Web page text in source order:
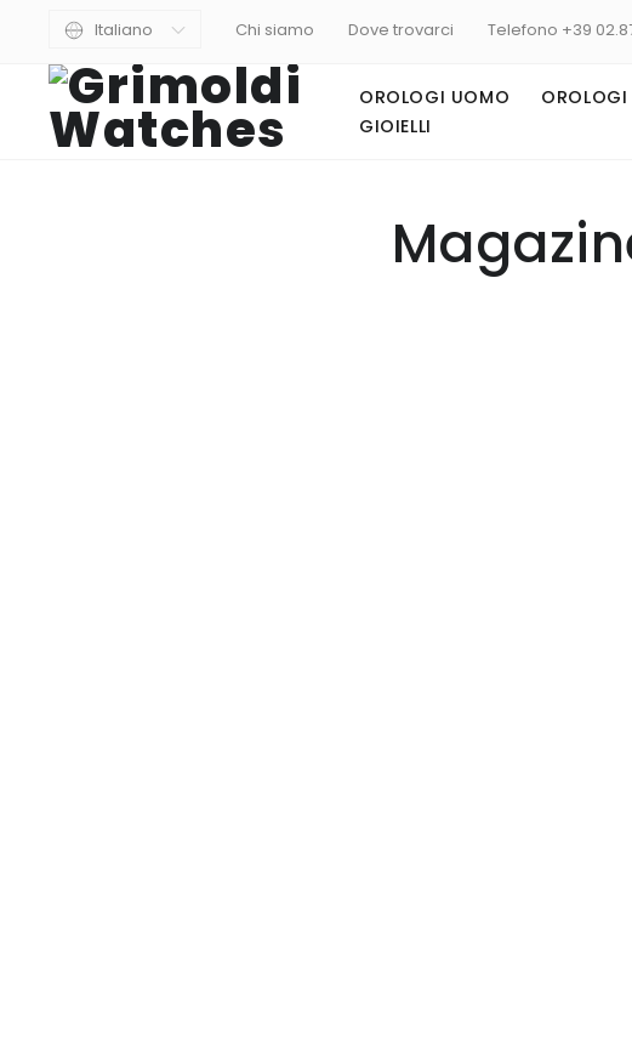
Italiano Chi siamo Dove trovarci Telefono +39
OROLOGI UOMO
GIOIELLI